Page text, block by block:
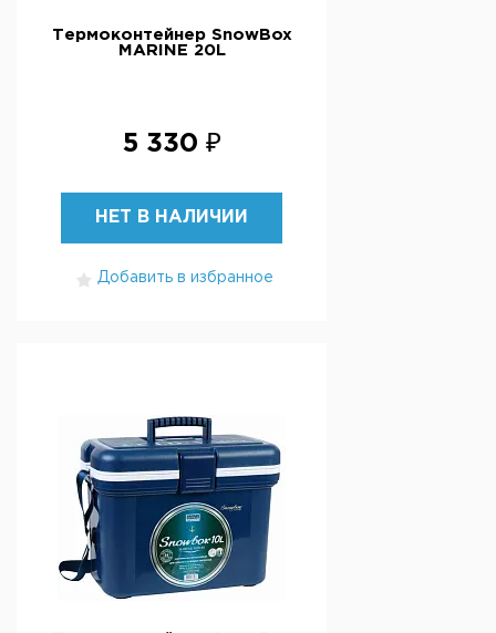
Термоконтейнер SnowBox
MARINE 20L
5 330 ₽
НЕТ В НАЛИЧИИ
Добавить в избранное